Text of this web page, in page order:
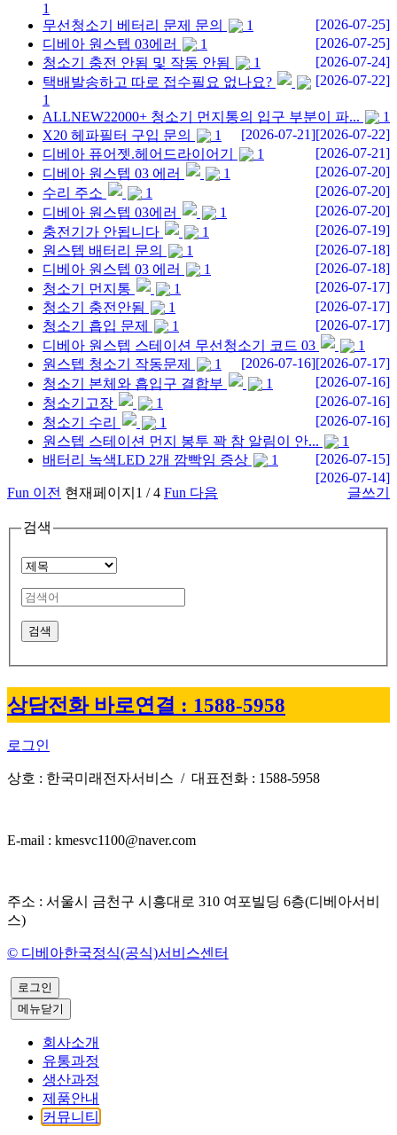
1
무선청소기 베터리 문제 문의
[2026-07-25]
1
디베아 원스텝 03에러
[2026-07-25]
1
청소기 충전 안됨 및 작동 안됨
[2026-07-24]
1
택배발송하고 따로 접수필요 없나요?
[2026-07-22]
1
ALLNEW22000+ 청소기 먼지통의 입구 부분이 파...
[2026-07-22]
1
X20 헤파필터 구입 문의
[2026-07-21]
1
디베아 퓨어젯.헤어드라이어기
[2026-07-21]
1
디베아 원스텝 03 에러
[2026-07-20]
1
수리 주소
[2026-07-20]
1
디베아 원스텝 03에러
[2026-07-20]
1
충전기가 안됩니다
[2026-07-19]
1
원스텝 배터리 문의
[2026-07-18]
1
디베아 원스텝 03 에러
[2026-07-18]
1
청소기 먼지통
[2026-07-17]
1
청소기 충전안됨
[2026-07-17]
1
청소기 흡입 문제
[2026-07-17]
1
디베아 원스텝 스테이션 무선청소기 코드 03
[2026-07-17]
1
원스텝 청소기 작동문제
[2026-07-16]
1
청소기 본체와 흡입구 결합부
[2026-07-16]
1
청소기고장
[2026-07-16]
1
청소기 수리
[2026-07-16]
1
원스텝 스테이션 먼지 봉투 꽉 참 알림이 안...
[2026-07-15]
1
배터리 녹색LED 2개 깜빡임 증상
[2026-07-14]
1
Fun 이전 현재페이지 1 /4 Fun 다음 글쓰기
검색
검색
상담전화 바로연결 : 1588-5958
로그인
상호 : 한국미래전자서비스 / 대표전화 : 1588-5958
E-mail : kmesvc1100@naver.com
주소 : 서울시 금천구 시흥대로 310 여포빌딩 6층(디베아서비
스)
© 디베아한국정식(공식)서비스센터
로그인
메뉴닫기
회사소개
유통과정
생산과정
제품안내
커뮤니티